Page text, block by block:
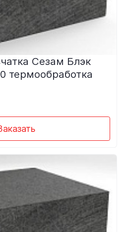
Сезам Блэк
термообработка